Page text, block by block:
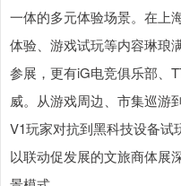
一体的多元体验场景。在上
体验、游戏试玩等内容琳琅
参展，更有iG电竞俱乐部、
威。从游戏周边、市集巡游
V1玩家对抗到黑科技设备试
以联动促发展的文旅商体展